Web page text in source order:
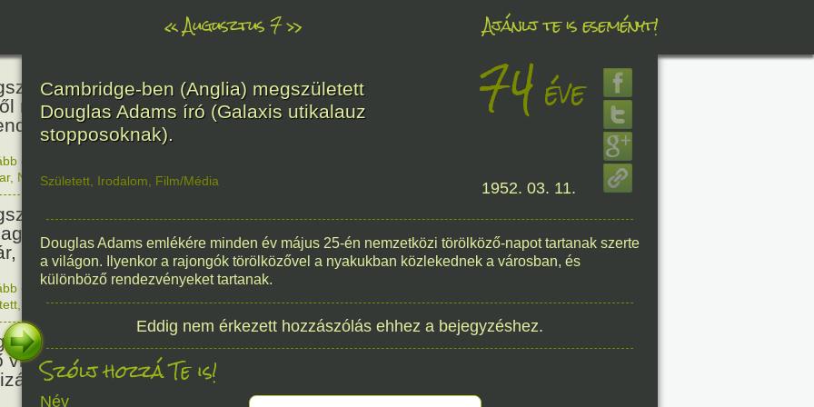
«Augusztus 7» Ajánlj te is eseményt!
Báthori Erzsébet,
rémséges és kegyetlen
éltek.
466
olvasom
, Nő Történelem
Kondor Gusztáv
matematikus, egyetemi
akadémikus.
201éve
olvasom|Nincs hozzászólás, szólj hozzá!
Technika,Magyar 1825. 08. 07.
Mata Hari, a híres
világháborús táncosnő,
és kém.
150éve
Cambridge-ben (Anglia) megszületett
Douglas Adams író (Galaxis utikalauz
stopposoknak).
74 éve
Született Irodalom Film/Média 1952. 03. 11.
Douglas Adams emlékére minden év május 25-én nemzetközi törölköző-napot tartanak szerte
a világon. Ilyenkor a rajongók törölközővel a nyakukban közlekednek a városban, és
különböző rendezvényeket tartanak.
Eddig nem érkezett hozzászólás ehhez a bejegyzéshez.
Szólj hozzá Te is!
Név